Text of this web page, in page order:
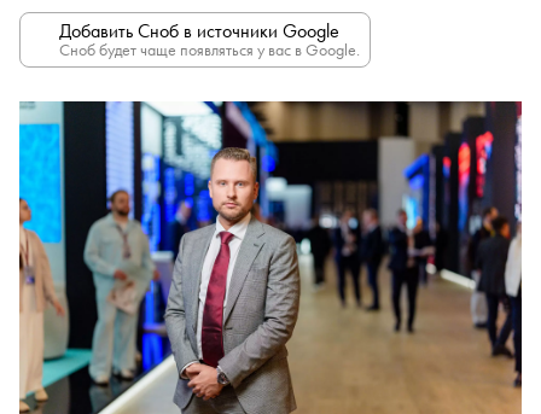
Добавить Сноб в источники Google
Сноб будет чаще появляться у вас в Google.